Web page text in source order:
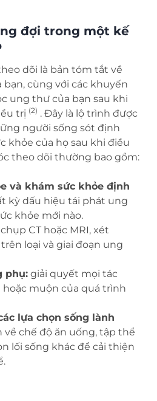
đợi trong một kế
dõi là bản tóm tắt về
cùng với các khuyến
ung thư của bạn sau khi
trị (2) . Đây là lộ trình được
người sống sót định
khỏe của họ sau khi điều
theo dõi thường bao gồm:
và khám sức khỏe định
kỳ dấu hiệu tái phát ung
khỏe mới nào.
chụp CT hoặc MRI, xét
loại và giai đoạn ung
phụ: giải quyết mọi tác
muộn của quá trình
lựa chọn sống lành
về chế độ ăn uống, tập thể
lối sống khác để cải thiện